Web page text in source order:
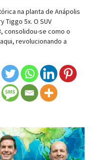
na planta de Anápolis
Tiggo 5x. O SUV
consolidou-se como o
revolucionando a